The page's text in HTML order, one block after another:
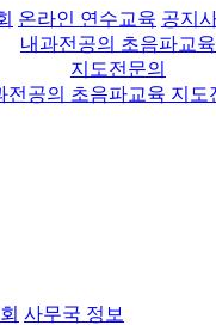
온라인 연수교육 공지
내과전공의 초음파교육
지도전문의
전공의 초음파교육 지도
사무국 정보